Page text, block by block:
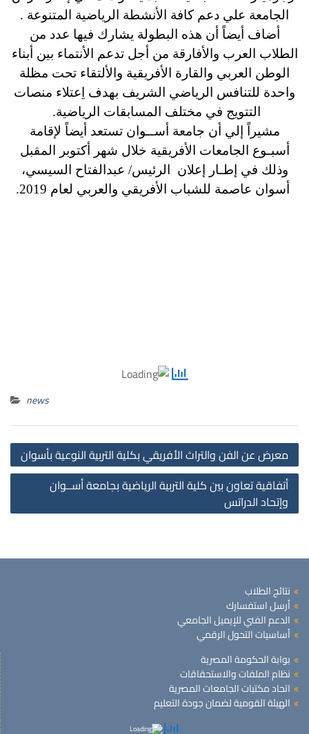
الجامعة علي دعم كافة الأنشطة الرياضية المتنوعة .
أضاف أيضاً أن هذه البطولة يشارك فيها عدد من
الطلاب العرب والأفارقة من أجل تدعم الأنتماء بين أبناء
الوطن العربي والقارة الأفريقية والألتقاء تحت مظلة
واحدة للتنافس الرياضي الشريف بهدف اِعتلاء منصات
التتويج في مختلف المسابقات الرياضية.
مشيراً إلي أن جامعة أســوان تستعد أيضاً لإقامة
أسبـوع الجامعات الأفريقية خلال شهر أكتوبر المقبل
وذلك في إطـار إعلان الرئيس/ عبدالفتاح السيسي،
أسوان عاصمة للشباب الأفريقي والعربي لعام 2019.
news
معرض عن الفن والتراث الأفريقي بكلية التربية النوعية بأسوان
أتفاقية تعاون بين كلية التربية الرياضية بجامعة أســوان
وإتحاد الدراتس
نتائج الطلاب
أرسل استفسارك
الدعم الفني للإيميل الجامعي
أساسيات التحول الرقمي
بوابة الحكومة المصرية
نظام الملفات والاستحقاقات
اتحاد مكتبات الجامعات المصرية
الهيئة القومية لضمان جودة التعليم